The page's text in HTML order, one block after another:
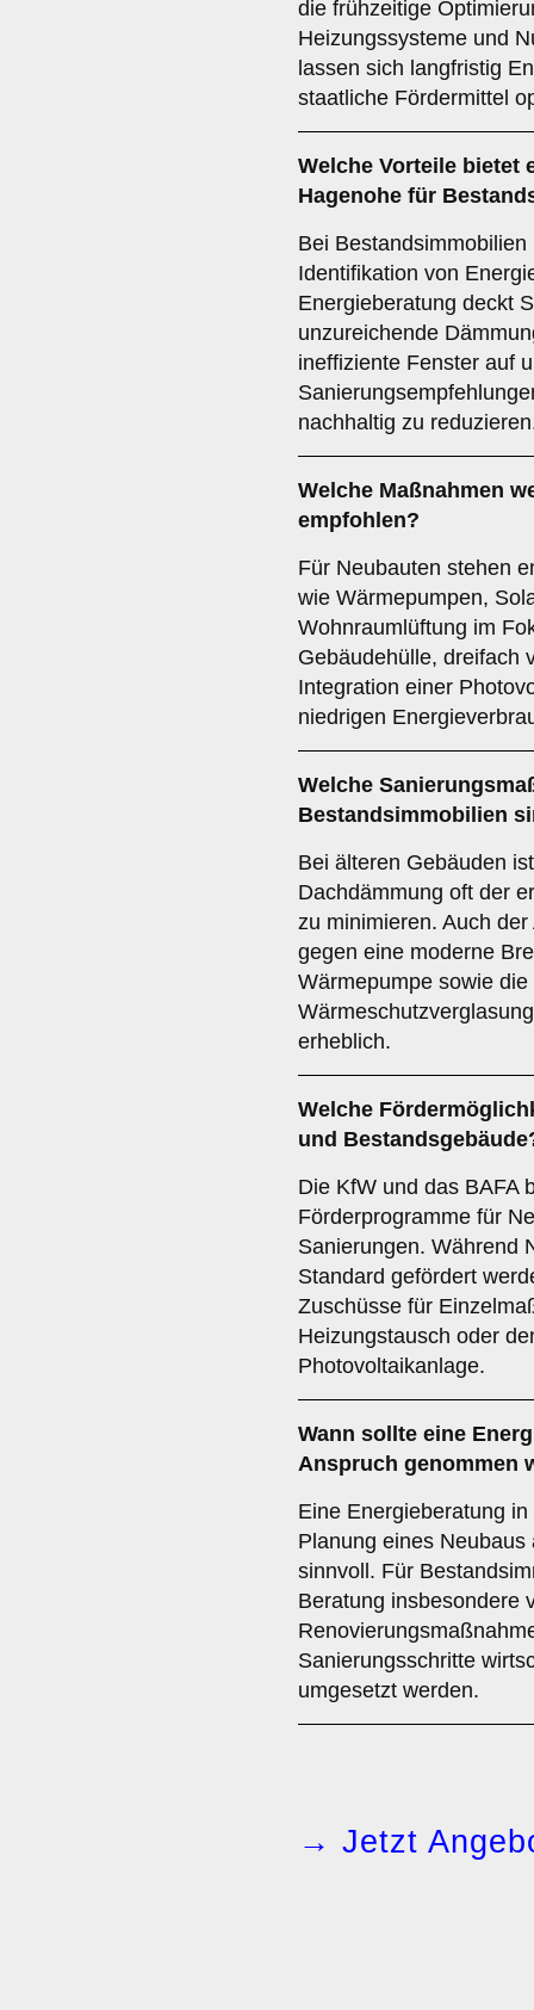
die frühzeitige
Heizungssysteme und
lassen sich langfristig
staatliche Fördermittel
Welche Vorteile bietet
Hagenohe für
Bei
Identifikation von
Energieberatung deckt
unzureichende
ineffiziente Fenster auf
nachhaltig zu
Welche Maßnahmen
empfohlen?
Für Neubauten stehen
wie Wärmepumpen,
Wohnraumlüftung im
Gebäudehülle, dreifach
Integration einer
niedrigen
Welche
Bestandsimmobilien
Bei älteren Gebäuden
Dachdämmung oft der
zu minimieren. Auch
gegen eine moderne
Wärmepumpe sowie
erheblich.
Welche
und
Die KfW und das BAFA
Förderprogramme für
Sanierungen. Während
Standard gefördert
Zuschüsse für
Heizungstausch oder
Photovoltaikanlage.
Wann sollte eine
Anspruch genommen
Eine Energieberatung
Planung eines
sinnvoll. Für
Beratung insbesondere
Sanierungsschritte
umgesetzt werden.
→ Jetzt